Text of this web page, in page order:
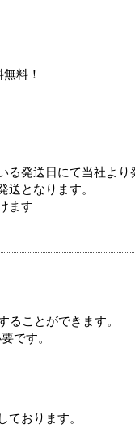
料！
発送日にて当社より
となります。
ます
ることができます。
です。
ております。